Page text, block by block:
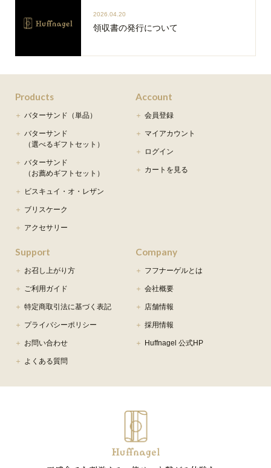
2026.04.20
領収書の発行について
Products
バターサンド（単品）
バターサンド
（選べるギフトセット）
バターサンド
（お薦めギフトセット）
ビスキュイ・オ・レザン
ブリスケーク
アクセサリー
Account
会員登録
マイアカウント
ログイン
カートを見る
Support
お召し上がり方
ご利用ガイド
特定商取引法に基づく表記
プライバシーポリシー
お問い合わせ
よくある質問
Company
フフナーゲルとは
会社概要
店舗情報
採用情報
Huffnagel 公式HP